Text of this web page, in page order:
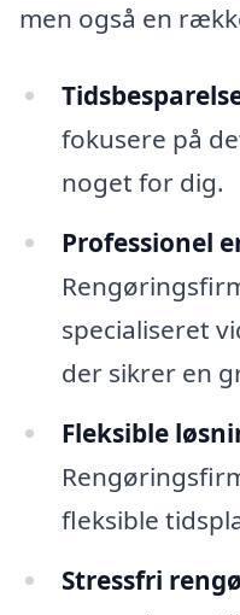
men også en
fokusere på
noget for dig.
Professionel
specialiseret
der sikrer en
Fleksible
fleksible
Stressfri